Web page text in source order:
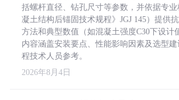
括螺杆直径、钻孔尺寸等参数，并依据专
凝土结构后锚固技术规程》JGJ 145）提供
方法和典型数值（如混凝土强度C30下设计
内容涵盖安装要点、性能影响因素及选型
程技术人员参考。
2026年8月4日